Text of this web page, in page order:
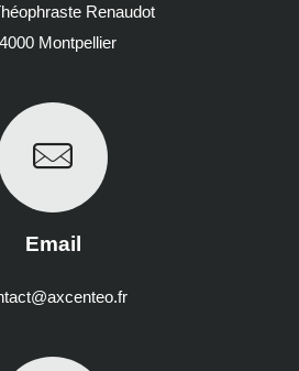
Renaudot
Montpellier
Email